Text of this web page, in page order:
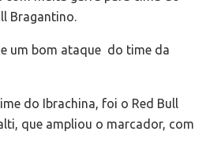
Bragantino.
um bom ataque do time da
do Ibrachina, foi o Red Bull
que ampliou o marcador, com